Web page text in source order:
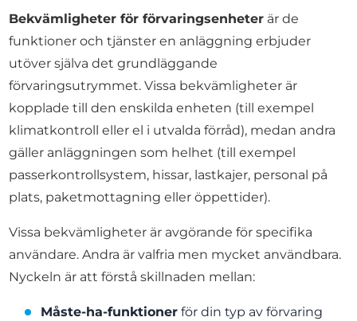
Bekvämligheter för förvaringsenheter är de
funktioner och tjänster en anläggning erbjuder
utöver själva det grundläggande
förvaringsutrymmet. Vissa bekvämligheter är
kopplade till den enskilda enheten (till exempel
klimatkontroll eller el i utvalda förråd), medan andra
gäller anläggningen som helhet (till exempel
passerkontrollsystem, hissar, lastkajer, personal på
plats, paketmottagning eller öppettider).
Vissa bekvämligheter är avgörande för specifika
användare. Andra är valfria men mycket användbara.
Nyckeln är att förstå skillnaden mellan:
Måste-ha-funktioner för din typ av förvaring